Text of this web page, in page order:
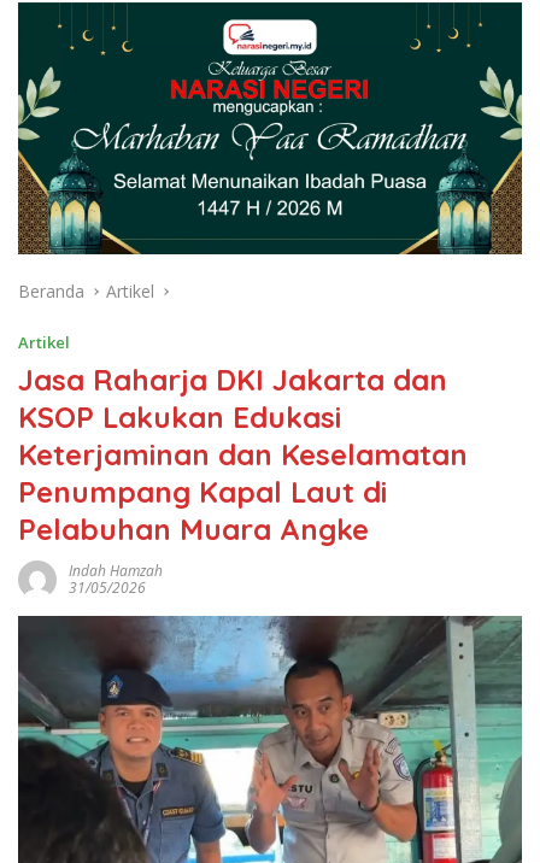
Beranda Artikel
Artikel
Jasa Raharja DKI Jakarta dan
KSOP Lakukan Edukasi
Keterjaminan dan Keselamatan
Penumpang Kapal Laut di
Pelabuhan Muara Angke
Indah Hamzah
31/05/2026